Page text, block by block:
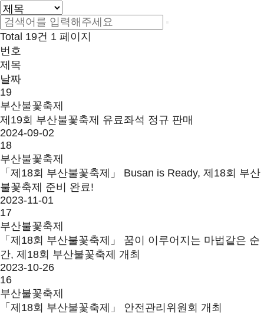
Total 19건 1 페이지
번호
제목
날짜
19
부산불꽃축제
제19회 부산불꽃축제 유료좌석 정규 판매
2024-09-02
18
부산불꽃축제
「제18회 부산불꽃축제」 Busan is Ready, 제18회 부산
불꽃축제 준비 완료!
2023-11-01
17
부산불꽃축제
「제18회 부산불꽃축제」 꿈이 이루어지는 마법같은 순
간, 제18회 부산불꽃축제 개최
2023-10-26
16
부산불꽃축제
「제18회 부산불꽃축제」 안전관리위원회 개최